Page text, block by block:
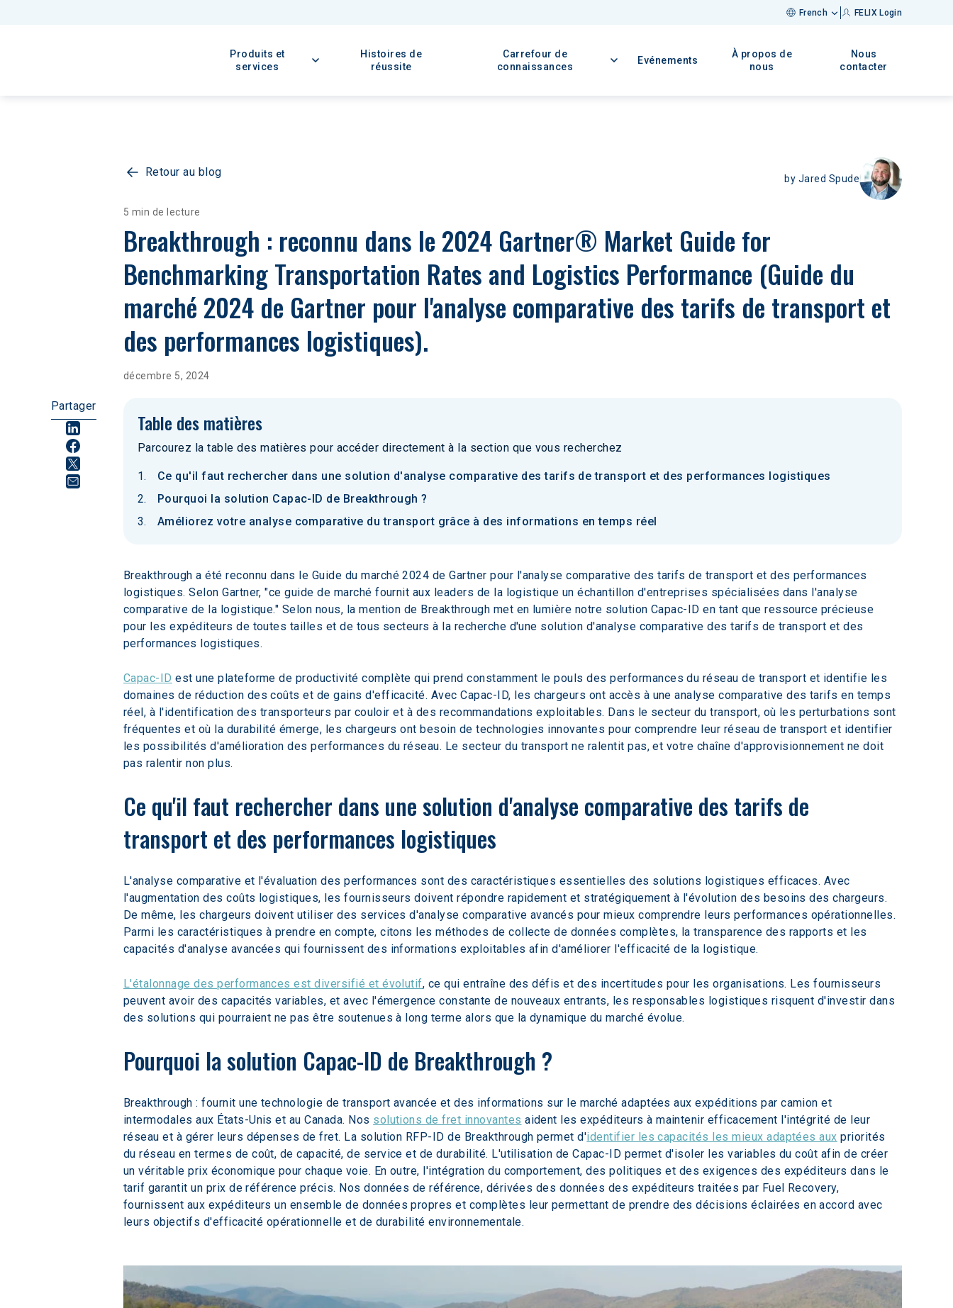
French FELIX Login
Produits et
services
Histoires de
réussite
Carrefour de
connaissances
Evénements
À propos de
nous
Nous
contacter
Retour au blog by Jared Spude
5 min de lecture
Breakthrough : reconnu dans le 2024 Gartner® Market Guide for
Benchmarking Transportation Rates and Logistics Performance (Guide du
marché 2024 de Gartner pour l'analyse comparative des tarifs de transport et
des performances logistiques).
décembre 5, 2024
Partager
Table des matières
Parcourez la table des matières pour accéder directement à la section que vous recherchez
Ce qu'il faut rechercher dans une solution d'analyse comparative des tarifs de transport et des performances logistiques
Pourquoi la solution Capac-ID de Breakthrough ?
Améliorez votre analyse comparative du transport grâce à des informations en temps réel
Breakthrough a été reconnu dans le Guide du marché 2024 de Gartner pour l'analyse comparative des tarifs de transport et des performances
logistiques. Selon Gartner, "ce guide de marché fournit aux leaders de la logistique un échantillon d'entreprises spécialisées dans l'analyse
comparative de la logistique." Selon nous, la mention de Breakthrough met en lumière notre solution Capac-ID en tant que ressource précieuse
pour les expéditeurs de toutes tailles et de tous secteurs à la recherche d'une solution d'analyse comparative des tarifs de transport et des
performances logistiques.
Capac-ID est une plateforme de productivité complète qui prend constamment le pouls des performances du réseau de transport et identifie les
domaines de réduction des coûts et de gains d'efficacité. Avec Capac-ID, les chargeurs ont accès à une analyse comparative des tarifs en temps
réel, à l'identification des transporteurs par couloir et à des recommandations exploitables. Dans le secteur du transport, où les perturbations sont
fréquentes et où la durabilité émerge, les chargeurs ont besoin de technologies innovantes pour comprendre leur réseau de transport et identifier
les possibilités d'amélioration des performances du réseau. Le secteur du transport ne ralentit pas, et votre chaîne d'approvisionnement ne doit
pas ralentir non plus.
Ce qu'il faut rechercher dans une solution d'analyse comparative des tarifs de
transport et des performances logistiques
L'analyse comparative et l'évaluation des performances sont des caractéristiques essentielles des solutions logistiques efficaces. Avec
l'augmentation des coûts logistiques, les fournisseurs doivent répondre rapidement et stratégiquement à l'évolution des besoins des chargeurs.
De même, les chargeurs doivent utiliser des services d'analyse comparative avancés pour mieux comprendre leurs performances opérationnelles.
Parmi les caractéristiques à prendre en compte, citons les méthodes de collecte de données complètes, la transparence des rapports et les
capacités d'analyse avancées qui fournissent des informations exploitables afin d'améliorer l'efficacité de la logistique.
L'étalonnage des performances est diversifié et évolutif, ce qui entraîne des défis et des incertitudes pour les organisations. Les fournisseurs
peuvent avoir des capacités variables, et avec l'émergence constante de nouveaux entrants, les responsables logistiques risquent d'investir dans
des solutions qui pourraient ne pas être soutenues à long terme alors que la dynamique du marché évolue.
Pourquoi la solution Capac-ID de Breakthrough ?
Breakthrough : fournit une technologie de transport avancée et des informations sur le marché adaptées aux expéditions par camion et
intermodales aux États-Unis et au Canada. Nos solutions de fret innovantes aident les expéditeurs à maintenir efficacement l'intégrité de leur
réseau et à gérer leurs dépenses de fret. La solution RFP-ID de Breakthrough permet d'identifier les capacités les mieux adaptées aux priorités
du réseau en termes de coût, de capacité, de service et de durabilité. L'utilisation de Capac-ID permet d'isoler les variables du coût afin de créer
un véritable prix économique pour chaque voie. En outre, l'intégration du comportement, des politiques et des exigences des expéditeurs dans le
tarif garantit un prix de référence précis. Nos données de référence, dérivées des données des expéditeurs traitées par Fuel Recovery,
fournissent aux expéditeurs un ensemble de données propres et complètes leur permettant de prendre des décisions éclairées en accord avec
leurs objectifs d'efficacité opérationnelle et de durabilité environnementale.